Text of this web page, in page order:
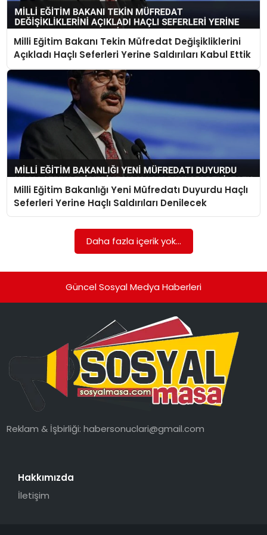
SPOR
GÜNDEM
MAGAZIN
Milli Eğitim Bakanı Tekin Müfredat Değişikliklerini
Açıkladı Haçlı Seferleri Yerine Saldırıları Kabul Ettik
Milli Eğitim Bakanlığı Yeni Müfredatı Duyurdu Haçlı
Seferleri Yerine Haçlı Saldırıları Denilecek
Daha fazla içerik yok...
Güncel Sosyal Medya Haberleri
Reklam & İşbirliği:habersonuclari@gmail.com
Hakkımızda
İletişim